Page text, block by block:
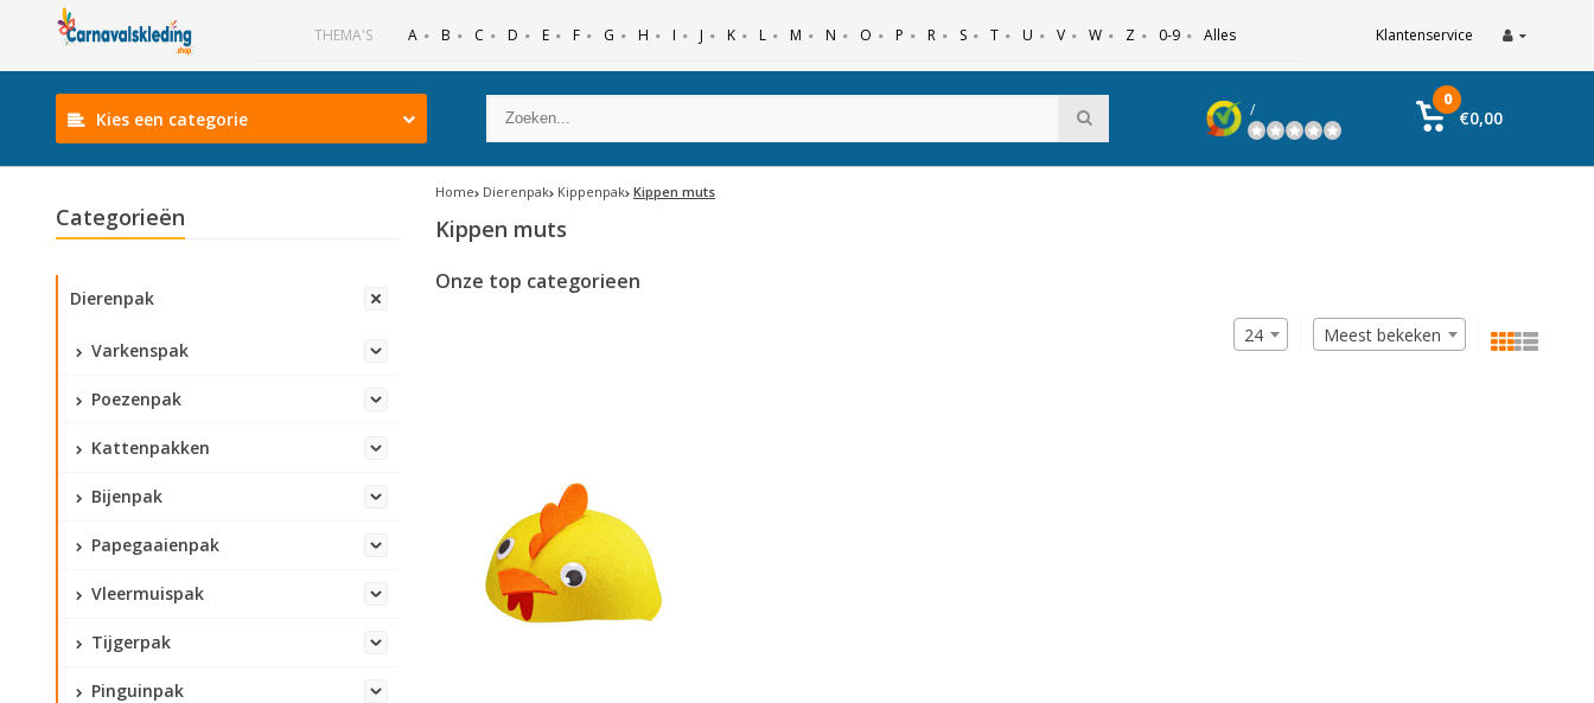
THEMA'S A B C D E F G H I J K L M N O P R S T U V W Z 0-9 Alles Klantenservice
Kies een categorie /
0
€0,00
Categorieën
Dierenpak
Varkenspak
Poezenpak
Kattenpakken
Bijenpak
Papegaaienpak
Vleermuispak
Tijgerpak
Pinguinpak
Home Dierenpak Kippenpak Kippen muts
Kippen muts
Onze top categorieen
Meest bekeken
24